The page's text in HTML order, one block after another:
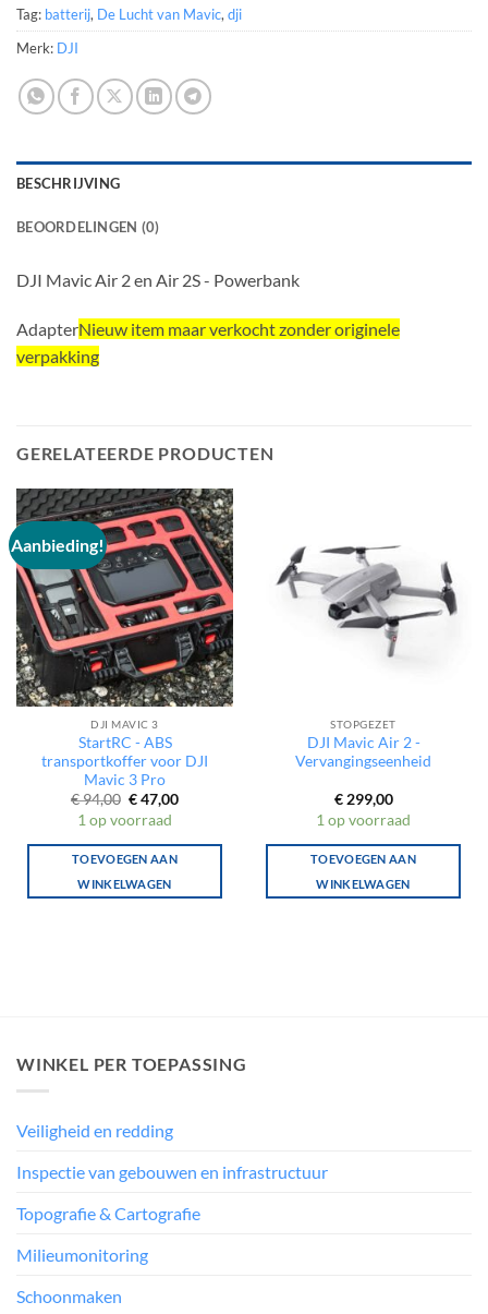
Tag: batterij, De Lucht van Mavic, dji
Merk: DJI
BESCHRIJVING
BEOORDELINGEN (0)
DJI Mavic Air 2 en Air 2S - Powerbank
AdapterNieuw item maar verkocht zonder originele
verpakking
GERELATEERDE PRODUCTEN
Aanbieding!
DJI MAVIC 3
StartRC - ABS
transportkoffer voor DJI
Mavic 3 Pro
€94,00 Oorspronkelijke
prijs
was:
€ 94,00.
€47,00Huidige
€ 47,00.
1 op voorraad
TOEVOEGEN AAN
WINKELWAGEN
STOPGEZET
DJI Mavic Air 2 -
Vervangingseenheid
€299,00
1 op voorraad
TOEVOEGEN AAN
WINKELWAGEN
WINKEL PER TOEPASSING
Veiligheid en redding
Inspectie van gebouwen en infrastructuur
Topografie & Cartografie
Milieumonitoring
Schoonmaken